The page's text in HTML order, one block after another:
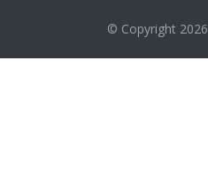
© Copyright 2026